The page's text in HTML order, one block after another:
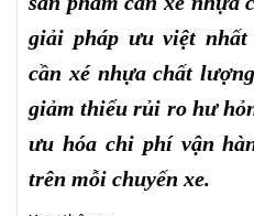
giải pháp ưu việt
cần xé nhựa chất
giảm thiểu rủi ro hư
ưu hóa chi phí vận
trên mỗi chuyến xe.